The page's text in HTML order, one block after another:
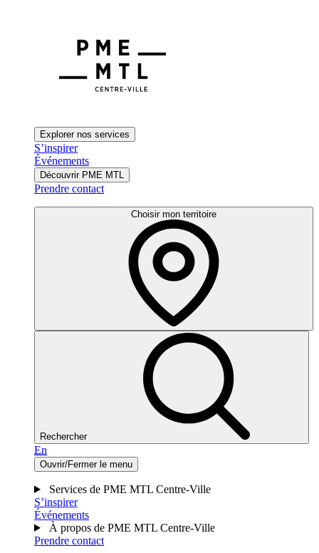
Explorer nos services
S’inspirer
Événements
Découvrir PME MTL
Prendre contact
Choisir mon territoire
Rechercher
En
Ouvrir/Fermer le menu
Services de PME MTL Centre-Ville
S’inspirer
Événements
À propos de PME MTL Centre-Ville
Prendre contact